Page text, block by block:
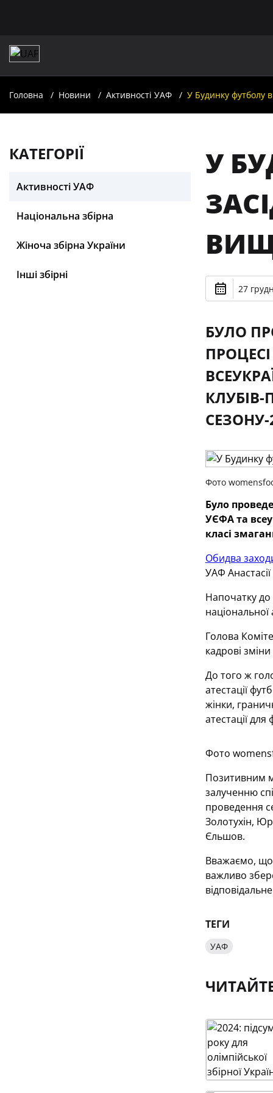
Головна Новини Активності УАФ У Будинку футболу в
КАТЕГОРІЇ
Активності УАФ
Національна збірна
Жіноча збірна України
Інші збірні
У
27
БУЛО
СЕЗОНУ-
Фото
Було
УЄФА та
класі
Обидва
УАФ
Напочатку
національної
Голова
кадрові
До того ж
атестації
жінки,
атестації
Фото
Позитивним
залученню
проведення
Золотухін,
Єльшов.
Вважаємо, що
важливо
ТЕГИ
УАФ